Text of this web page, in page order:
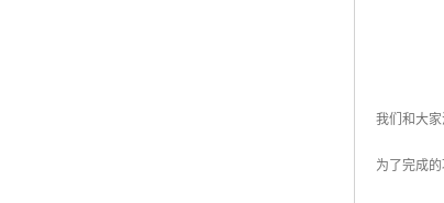
我们和大家
为了完成